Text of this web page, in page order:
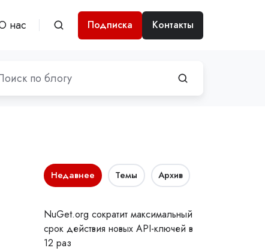
нас Подписка Контакты
Недавнее Темы Архив
NuGet.org сократит максимальный
срок действия новых API-ключей в
12 раз